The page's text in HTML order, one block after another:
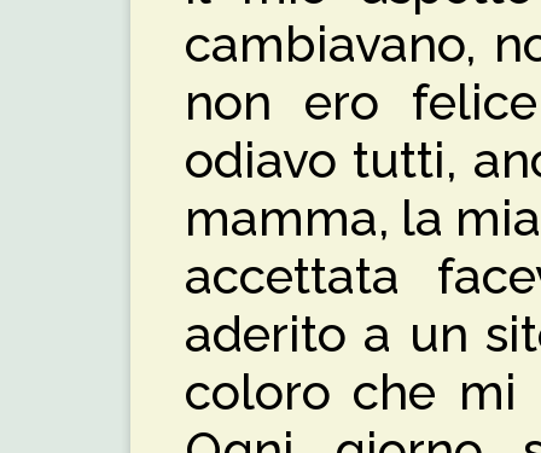
cambiavano,
non ero
odiavo tutti,
mamma, la
accettata
aderito a un
coloro che mi